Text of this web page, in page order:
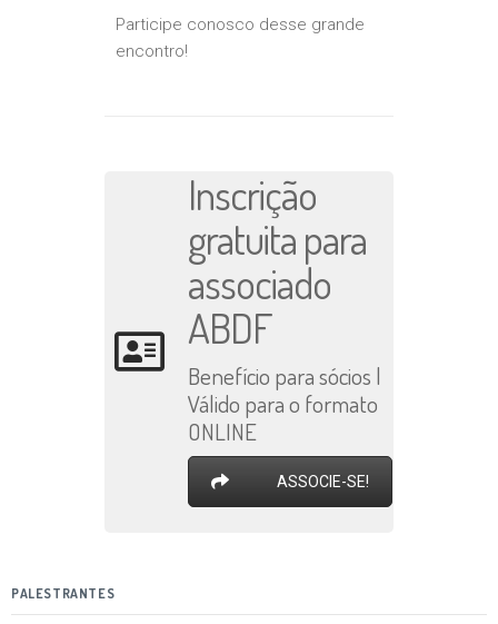
Participe conosco desse grande
encontro!
Inscrição
gratuita para
associado
ABDF
Benefício para sócios |
Válido para o formato
ONLINE
ASSOCIE-SE!
PALESTRANTES